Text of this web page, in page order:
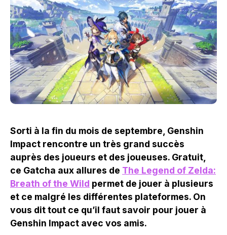
Sorti à la fin du mois de septembre, Genshin
Impact rencontre un très grand succès
auprès des joueurs et des joueuses. Gratuit,
ce Gatcha aux allures de The Legend of Zelda:
Breath of the Wild permet de jouer à plusieurs
et ce malgré les différentes plateformes. On
vous dit tout ce qu’il faut savoir pour jouer à
Genshin Impact avec vos amis.